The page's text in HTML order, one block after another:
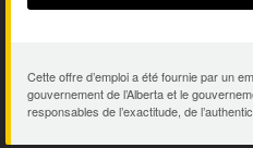
Cette offre d’emploi a été fournie par un
gouvernement de l’Alberta et le
responsables de l’exactitude, de